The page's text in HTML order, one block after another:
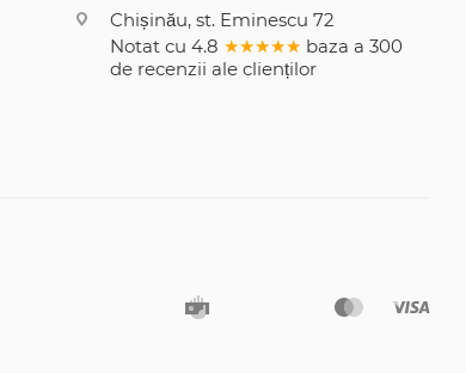
Chișinău, st. Eminescu 72
Notat cu 4.8 ★★★★★ baza a 300
de recenzii ale clienților